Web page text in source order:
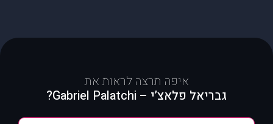
איפה תרצה לראות את
גבריאל פלאצ’י – Gabriel Palatchi?